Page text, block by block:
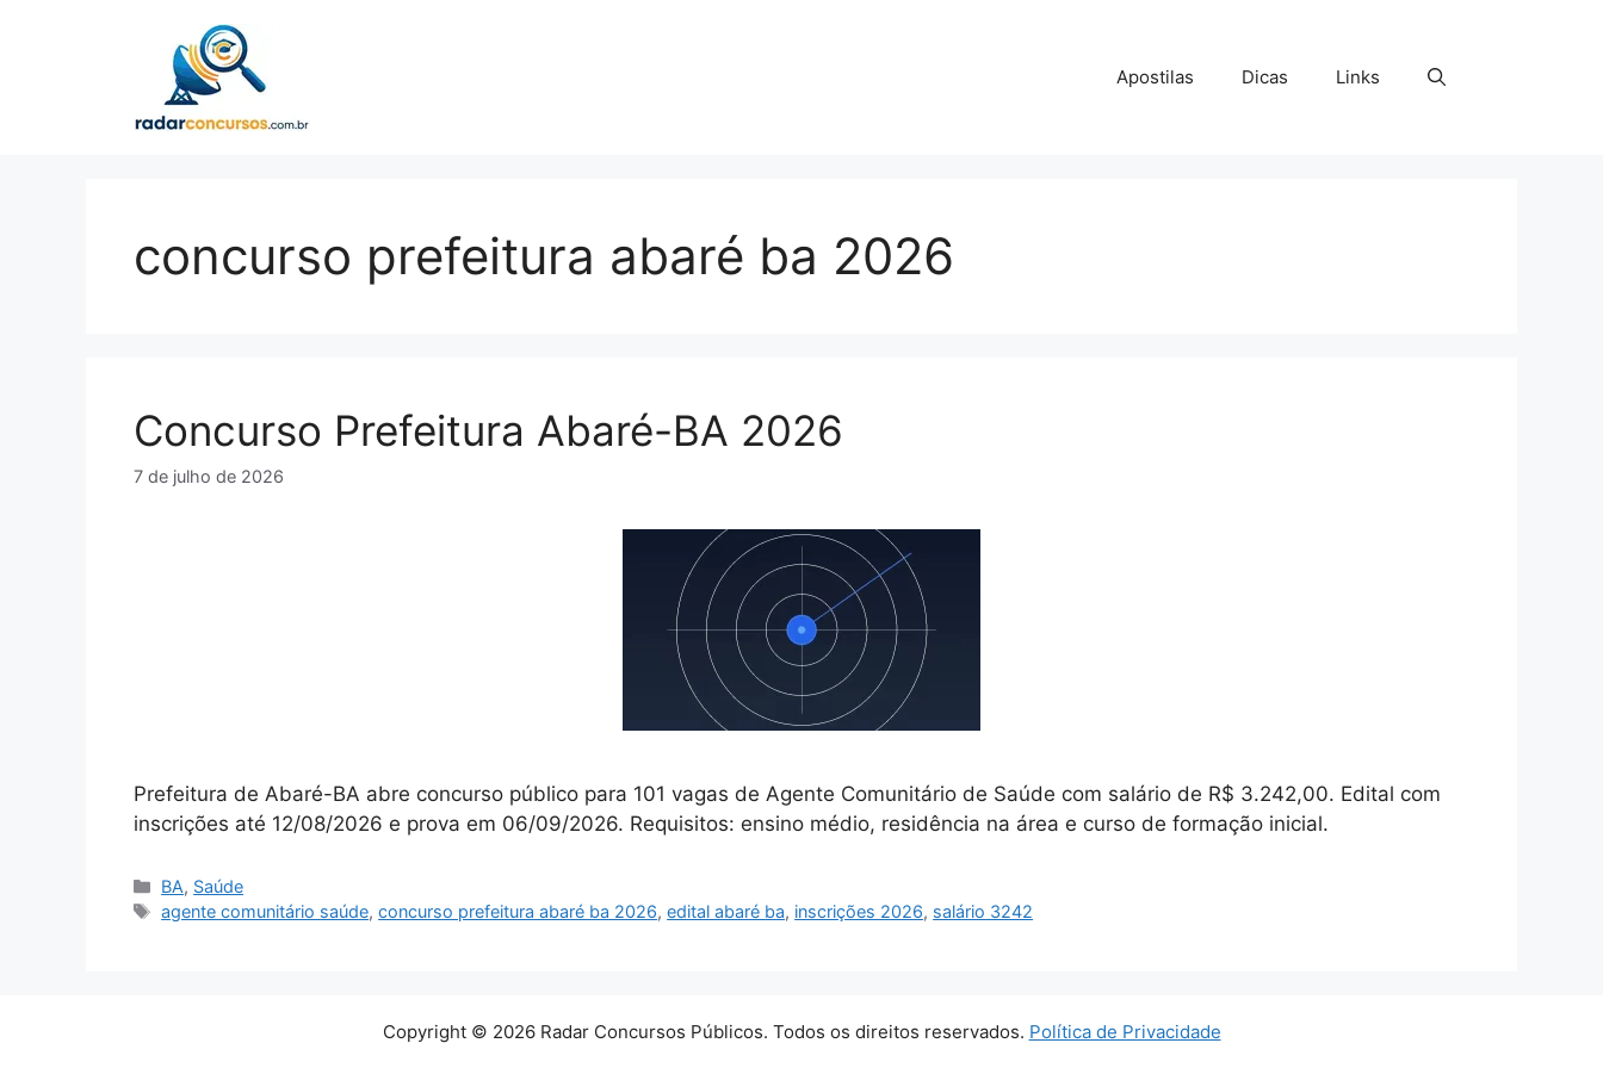
Apostilas Dicas Links
concurso prefeitura abaré ba 2026
Concurso Prefeitura Abaré-BA 2026
7 de julho de 2026
Prefeitura de Abaré-BA abre concurso público para 101 vagas de Agente Comunitário de Saúde com salário de R$ 3.242,00. Edital com
inscrições até 12/08/2026 e prova em 06/09/2026. Requisitos: ensino médio, residência na área e curso de formação inicial.
Categorias
BA, Saúde
Tags
agente comunitário saúde,concurso prefeitura abaré ba 2026,edital abaré ba, inscrições 2026, salário 3242
Copyright © 2026 Radar Concursos Públicos. Todos os direitos reservados. Política de Privacidade